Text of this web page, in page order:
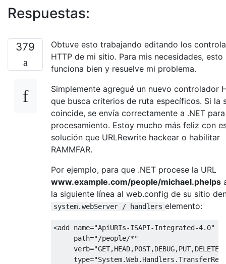
Respuestas:
379
Obtuve esto trabajando editando los
HTTP de mi sitio. Para mis necesidades, esto
funciona bien y resuelve mi problema.
Simplemente agregué un nuevo controlador
que busca criterios de ruta específicos. Si la
coincide, se envía correctamente a .NET
procesamiento. Estoy mucho más feliz con
solución que URLRewrite hackear o habilitar
RAMMFAR.
Por ejemplo, para que .NET procese la URL
www.example.com/people/michael.phelps
la siguiente línea al web.config de su sitio
system.webServer / handlers elemento:
<add name="ApiURIs-ISAPI-Integrated-4.0"
path="/people/*"
verb=
type=